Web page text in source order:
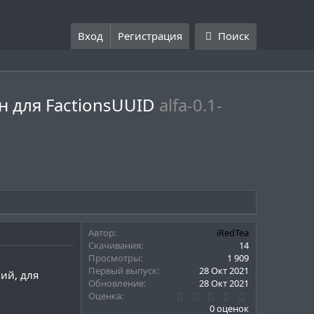
Вход Регистрация Поиск
FactionsUUID alfa-0.1-
для
Автор
iRedTea
Скачивания
14
Просмотры
1 909
Первый выпуск
28 Окт 2021
Обновление
28 Окт 2021
Оценка
0 оценок